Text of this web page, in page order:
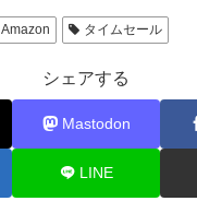
Amazon タイムセール
シェアする
Mastodon
LINE